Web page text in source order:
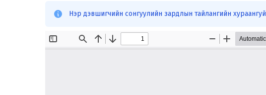
Нэр дэвшигчийн сонгуулийн зардлын тайлангийн хураангуй